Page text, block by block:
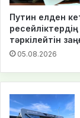
Путин елден
ресейліктердің
тәркілейтін
05.08.2026